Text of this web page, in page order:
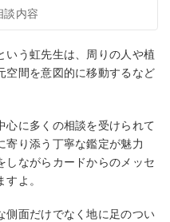
談内容
いう虹先生は、周りの人や植
空間を意図的に移動するなど
心に多くの相談を受けられて
寄り添う丁寧な鑑定が魅力
しながらカードからのメッセ
よ。
側面だけでなく地に足のつい